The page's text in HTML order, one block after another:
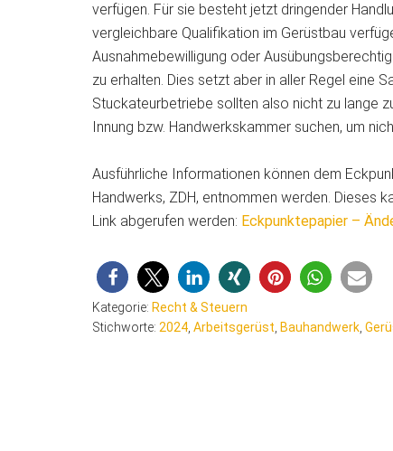
verfügen. Für sie besteht jetzt dringender
vergleichbare Qualifikation im Gerüstbau
Ausnahmebewilligung oder
zu erhalten. Dies setzt aber in aller Regel eine
Stuckateurbetriebe sollten also nicht zu lange
Innung bzw. Handwerkskammer suchen, um
Ausführliche Informationen können dem
Handwerks, ZDH, entnommen werden. Dieses
Link abgerufen werden: Eckpunktepapier –
Kategorie: Recht & Steuern
Stichworte: 2024 Arbeitsgerüst Bauhandwerk